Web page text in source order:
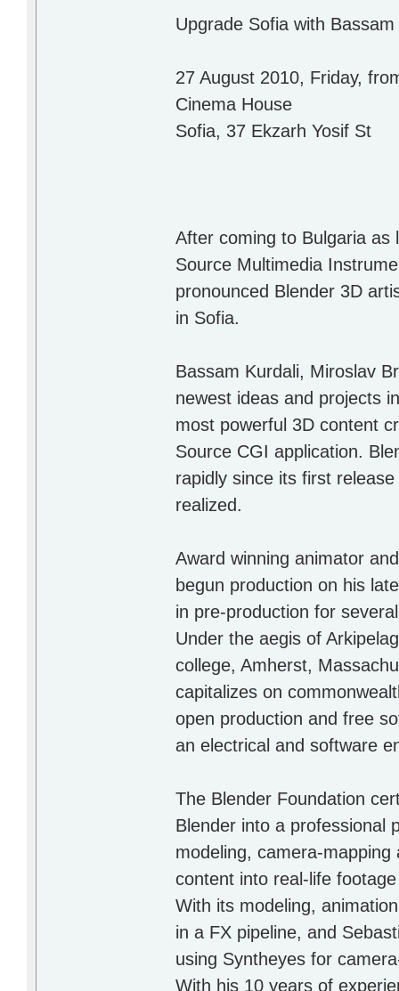
Upgrade Sofia with
27 August 2010, Friday,
Cinema House
Sofia, 37 Ekzarh Yosif St
After coming to Bulgaria as
Source Multimedia
pronounced Blender 3D
in Sofia.
Bassam Kurdali, Miroslav
newest ideas and projects
most powerful 3D content
Source CGI application.
rapidly since its first
realized.
Award winning animator
begun production on his
in pre-production for
Under the aegis of
college, Amherst,
capitalizes on
open production and free
an electrical and software
The Blender Foundation
Blender into a professional
modeling, camera-
content into real-life
With its modeling,
in a FX pipeline, and
using Syntheyes for
With his 10 years of